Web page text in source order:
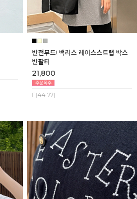
반전무드! 백리스 레이스스트랩 박스
반팔티
21,800
F(44-77)